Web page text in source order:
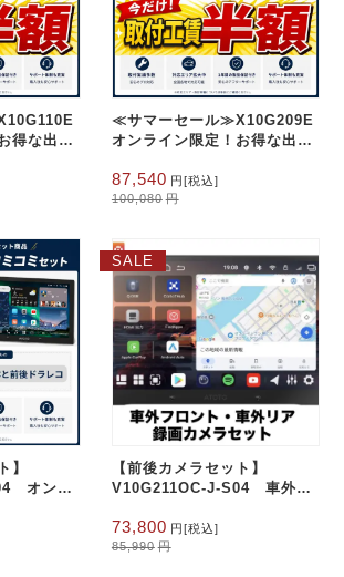
得な出張
ィング
≪サマーセール≫X10G209E
オンライン限定！お得な出張
8G+128G
100,080 円
元
の
価
は
100,080
円
で
し
た。
87,540 円
現
在
の
格
は
87,540
円
で
す。
[税込]
】
オンラ
画・車外
ト
SALE
【前後カメラセット】
V10G211OC-J-S04 車外フ
メラセット 6G+128G ,4G
LTE 10インチフルタッチ
85,990 円
元
の
価
73,800 円
現
在
の
[税込]